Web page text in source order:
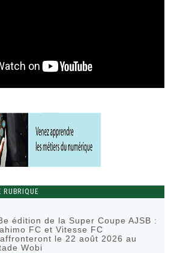
RUBRIQUE
édition de la Super Coupe AJSB :
FC et Vitesse FC
le 22 août 2026 au
Wobi